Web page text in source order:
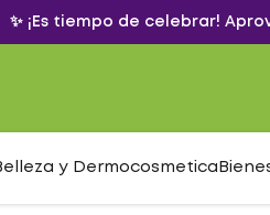
✨ ¡Es tiempo de celebrar!
y Dermocosmetica